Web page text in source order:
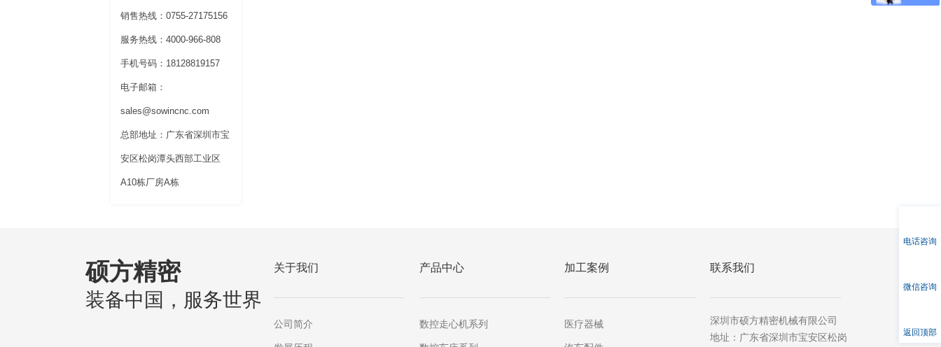
电话咨询
微信咨询
返回顶部
销售热线：0755-27175156
服务热线：4000-966-808
手机号码：18128819157
电子邮箱：
sales@sowincnc.com
总部地址：广东省深圳市宝
安区松岗潭头西部工业区
A10栋厂房A栋
硕方精密
装备中国，服务世界
关于我们
公司简介
产品中心
数控走心机系列
加工案例
医疗器械
联系我们
深圳市硕方精密机械有限公司
地址：广东省深圳市宝安区松岗